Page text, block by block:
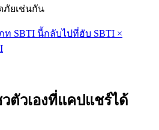
ภัยเช่นกัน
ท SBTI นี้กลับไปที่ฮับ SBTI ×
ตัวเองที่แคปแชร์ได้